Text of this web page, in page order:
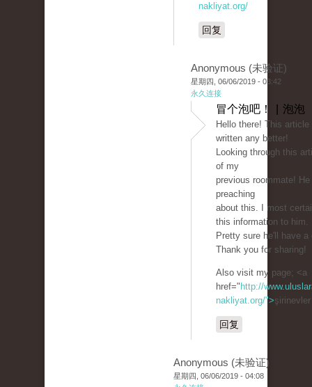
nakliyat.org/
回复
Anonymous (未验证)
星期四, 06/06/2019 - 03:42
永久连接
冒个泡吧！ | 泡泡
Hello there! This
written any better!
Looking through this
of my
previous roommate!
preaching
about this. I most
this information to him.
Pretty sure he'll have a
Thank you for sharing!
Also visit my page; <a
href=" http://
nakliyat.org/">
回复
Anonymous (未验证)
星期四, 06/06/2019 - 04:08